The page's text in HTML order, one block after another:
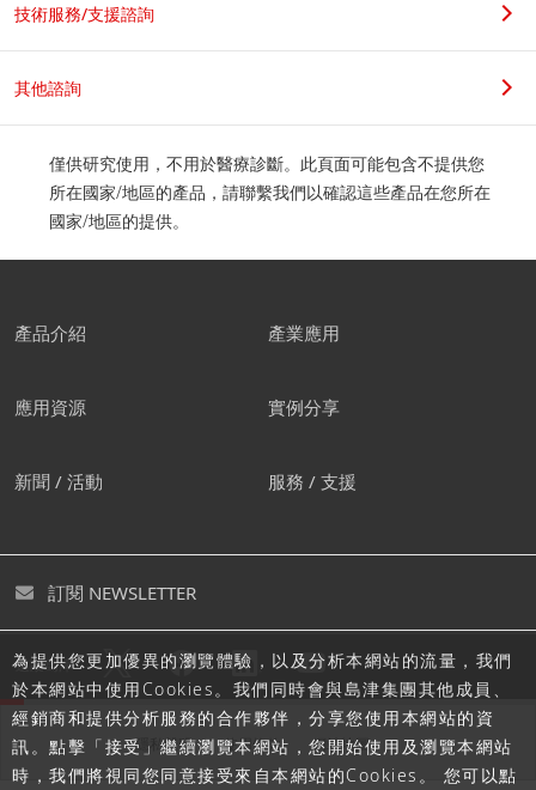
為提供您更加優異的瀏覽體驗，以及分析本網站的流量，我們
於本網站中使用Cookies。我們同時會與島津集團其他成員、
經銷商和提供分析服務的合作夥伴，分享您使用本網站的資
訊。點擊「接受」繼續瀏覽本網站，您開始使用及瀏覽本網站
時，我們將視同您同意接受來自本網站的Cookies。 您可以點
技術服務/支援諮詢
其他諮詢
僅供研究使用，不用於醫療診斷。此頁面可能包含不提供您
所在國家/地區的產品，請聯繫我們以確認這些產品在您所在
國家/地區的提供。
產品介紹 產業應用
應用資源 實例分享
新聞 / 活動 服務 / 支援
訂閱 NEWSLETTER
追蹤島津
隱私聲明 使用條款 網站地圖